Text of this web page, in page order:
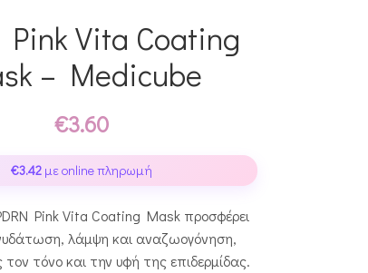
Pink Vita Coating
– Medicube
€3.60
€3.42 με online πληρωμή
Pink Vita Coating Mask προσφέρει
λάμψη και αναζωογόνηση,
τόνο και την υφή της επιδερμίδας.